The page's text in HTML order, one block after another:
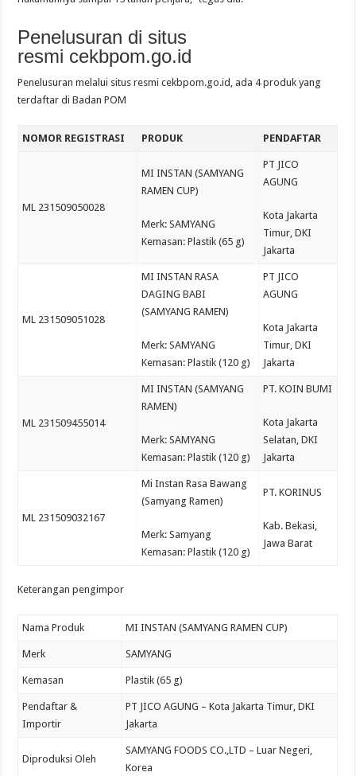
Penelusuran di situs
resmi cekbpom.go.id
Penelusuran melalui situs resmi cekbpom.go.id, ada 4 produk yang
terdaftar di Badan POM
NOMOR REGISTRASI PRODUK PENDAFTAR
ML 231509050028
MI INSTAN (SAMYANG
RAMEN CUP)
Merk: SAMYANG
Kemasan: Plastik (65 g)
PT JICO
AGUNG
Kota Jakarta
Timur, DKI
Jakarta
ML 231509051028
MI INSTAN RASA
DAGING BABI
(SAMYANG RAMEN)
Merk: SAMYANG
Kemasan: Plastik (120 g)
PT JICO
AGUNG
Kota Jakarta
Timur, DKI
Jakarta
ML 231509455014
MI INSTAN (SAMYANG
RAMEN)
Merk: SAMYANG
Kemasan: Plastik (120 g)
PT. KOIN BUMI
Kota Jakarta
Selatan, DKI
Jakarta
ML 231509032167
Mi Instan Rasa Bawang
(Samyang Ramen)
Merk: Samyang
Kemasan: Plastik (120 g)
PT. KORINUS
Kab. Bekasi,
Jawa Barat
Keterangan pengimpor
Nama Produk MI INSTAN (SAMYANG RAMEN CUP)
Merk SAMYANG
Kemasan Plastik (65 g)
Pendaftar &
Importir
PT JICO AGUNG – Kota Jakarta Timur, DKI
Jakarta
Diproduksi Oleh
SAMYANG FOODS CO.,LTD – Luar Negeri,
Korea